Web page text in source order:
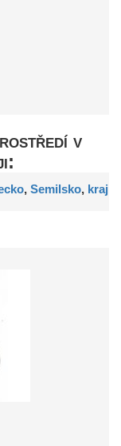
v
, Semilsko, kraj